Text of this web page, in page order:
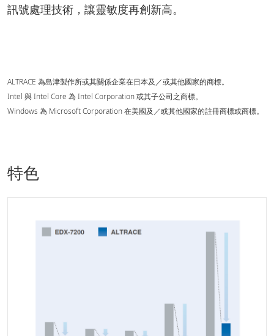
訊號處理技術，讓靈敏度再創新高。
ALTRACE 為島津製作所或其關係企業在日本及／或其他國家的商標。
Intel 與 Intel Core 為 Intel Corporation 或其子公司之商標。
Windows 為 Microsoft Corporation 在美國及／或其他國家的註冊商標或商標。
特色